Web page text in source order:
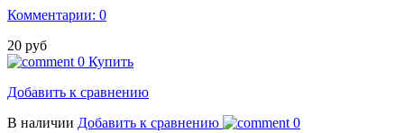
Комментарии: 0
20 руб
0 Купить
Добавить к сравнению
В наличии Добавить к сравнению
0